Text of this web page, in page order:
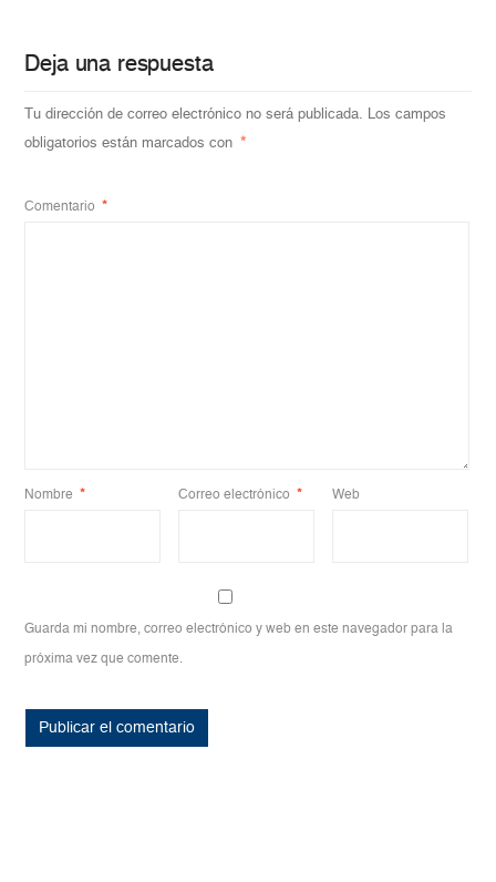
Deja una respuesta
Tu dirección de correo electrónico no será publicada. Los campos
obligatorios están marcados con *
Comentario *
Nombre * Correo electrónico * Web
Guarda mi nombre, correo electrónico y web en este navegador para la
próxima vez que comente.